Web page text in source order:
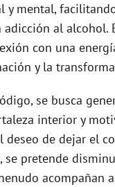
o
y mental,
adicción al alcohol.
con una
y la
se busca
interior y
deseo de dejar el
se pretende
acompañan